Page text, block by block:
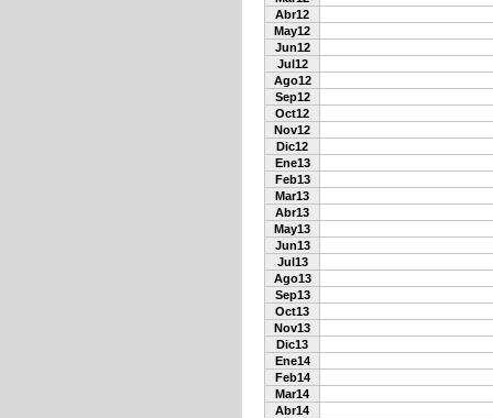
Abr12
May12
Jun12
Jul12
Ago12
Sep12
Oct12
Nov12
Dic12
Ene13
Feb13
Mar13
Abr13
May13
Jun13
Jul13
Ago13
Sep13
Oct13
Nov13
Dic13
Ene14
Feb14
Mar14
Abr14